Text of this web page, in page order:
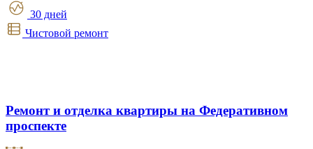
30 дней
Чистовой ремонт
Ремонт и отделка квартиры на Федеративном
проспекте